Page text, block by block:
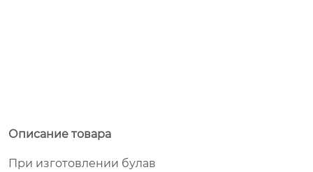
Описание товара
При изготовлении булав